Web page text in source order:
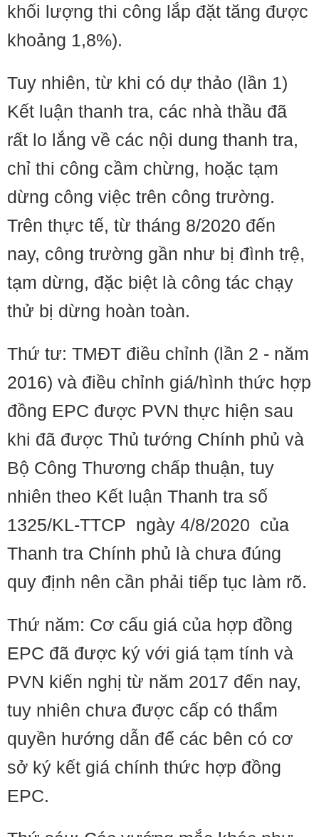
khối lượng thi công lắp đặt tăng được
khoảng 1,8%).
Tuy nhiên, từ khi có dự thảo (lần 1)
Kết luận thanh tra, các nhà thầu đã
rất lo lắng về các nội dung thanh tra,
chỉ thi công cầm chừng, hoặc tạm
dừng công việc trên công trường.
Trên thực tế, từ tháng 8/2020 đến
nay, công trường gần như bị đình trệ,
tạm dừng, đặc biệt là công tác chạy
thử bị dừng hoàn toàn.
Thứ tư: TMĐT điều chỉnh (lần 2 - năm
2016) và điều chỉnh giá/hình thức hợp
đồng EPC được PVN thực hiện sau
khi đã được Thủ tướng Chính phủ và
Bộ Công Thương chấp thuận, tuy
nhiên theo Kết luận Thanh tra số
1325/KL-TTCP ngày 4/8/2020 của
Thanh tra Chính phủ là chưa đúng
quy định nên cần phải tiếp tục làm rõ.
Thứ năm: Cơ cấu giá của hợp đồng
EPC đã được ký với giá tạm tính và
PVN kiến nghị từ năm 2017 đến nay,
tuy nhiên chưa được cấp có thẩm
quyền hướng dẫn để các bên có cơ
sở ký kết giá chính thức hợp đồng
EPC.